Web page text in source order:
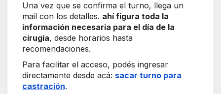
Una vez que se confirma el turno, llega un
mail con los detalles. ahí figura toda la
información necesaria para el día de la
cirugía, desde horarios hasta
recomendaciones.
Para facilitar el acceso, podés ingresar
directamente desde acá: sacar turno para
castración.